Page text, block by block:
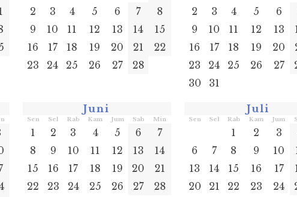
2
3 4 5 6 7
8
9
10 11 12 13 14
15
16
17 18 19 20 21
22
23
24 25 26 27 28
2
3 4 5 6
9
10 11 12 13
16
17 18 19 20
23
24 25 26 27
30
31
Juni
Sen Sel Rab Kam Jum Sab Min
1 2 3 4 5 6
7
8
9 10 11 12 13
14
15
16 17 18 19 20
21
22
23 24 25 26 27
28
Juli
Sen Sel Rab Kam Jum
1 2 3
6
7 8 9 10
13
14 15 16 17
20
21 22 23 24